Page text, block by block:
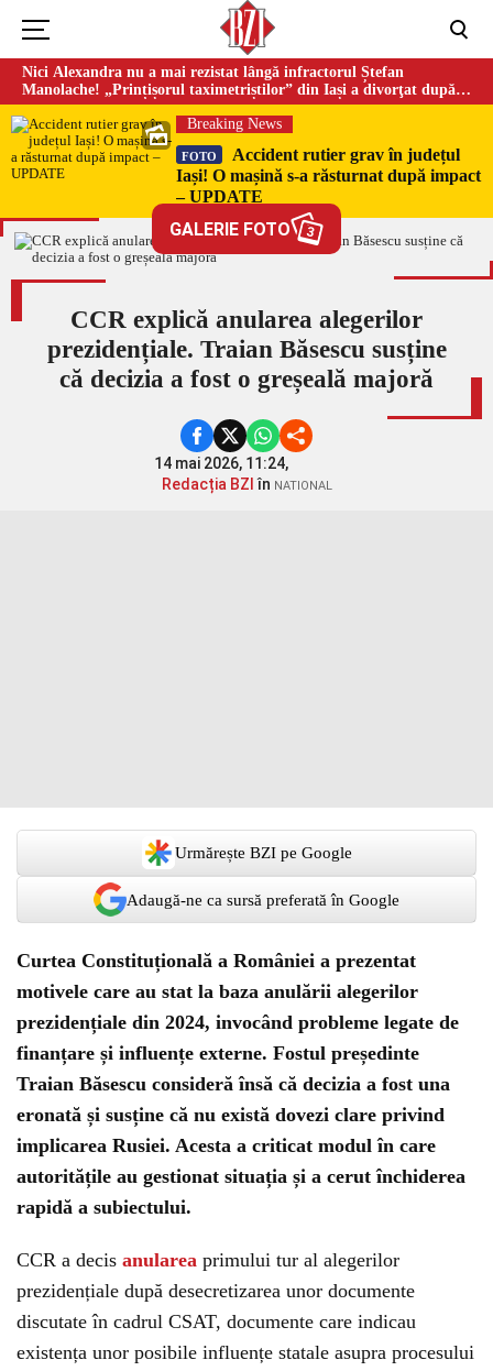
Nici Alexandra nu a mai rezistat lângă infractorul Ștefan
Manolache! „Prințișorul taximetriștilor” din Iași a divorţat după
doi ani de căsnicie
Breaking News
FOTO
Accident rutier grav în județul
Iași! O mașină s-a răsturnat după impact
– UPDATE
GALERIE FOTO 3
CCR explică anularea alegerilor
prezidențiale. Traian Băsescu susține
că decizia a fost o greșeală majoră
14 mai 2026, 11:24,
Redacția BZI în NATIONAL
Urmărește BZI pe Google
Adaugă-ne ca sursă preferată în Google
Curtea Constituțională a României a prezentat
motivele care au stat la baza anulării alegerilor
prezidențiale din 2024, invocând probleme legate de
finanțare și influențe externe. Fostul președinte
Traian Băsescu consideră însă că decizia a fost una
eronată și susține că nu există dovezi clare privind
implicarea Rusiei. Acesta a criticat modul în care
autoritățile au gestionat situația și a cerut închiderea
rapidă a subiectului.
CCR a decis anularea primului tur al alegerilor
prezidențiale după desecretizarea unor documente
discutate în cadrul CSAT, documente care indicau
existența unor posibile influențe statale asupra procesului